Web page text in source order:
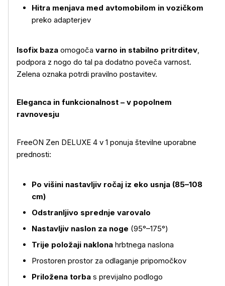
Hitra menjava med avtomobilom in vozičkom
preko adapterjev
Isofix baza omogoča varno in stabilno pritrditev,
podpora z nogo do tal pa dodatno poveča varnost.
Zelena oznaka potrdi pravilno postavitev.
Eleganca in funkcionalnost – v popolnem
ravnovesju
FreeON Zen DELUXE 4 v 1 ponuja številne uporabne
prednosti:
Po višini nastavljiv ročaj iz eko usnja (85–108
cm)
Odstranljivo sprednje varovalo
Nastavljiv naslon za noge (95°–175°)
Trije položaji naklona hrbtnega naslona
Prostoren prostor za odlaganje pripomočkov
Priložena torba s previjalno podlogo